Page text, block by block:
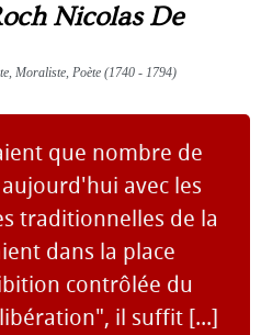
Nicolas De
Moraliste, Poète (1740 - 1794)
que nombre de
avec les
traditionnelles de la
dans la place
contrôlée du
il suffit [...]